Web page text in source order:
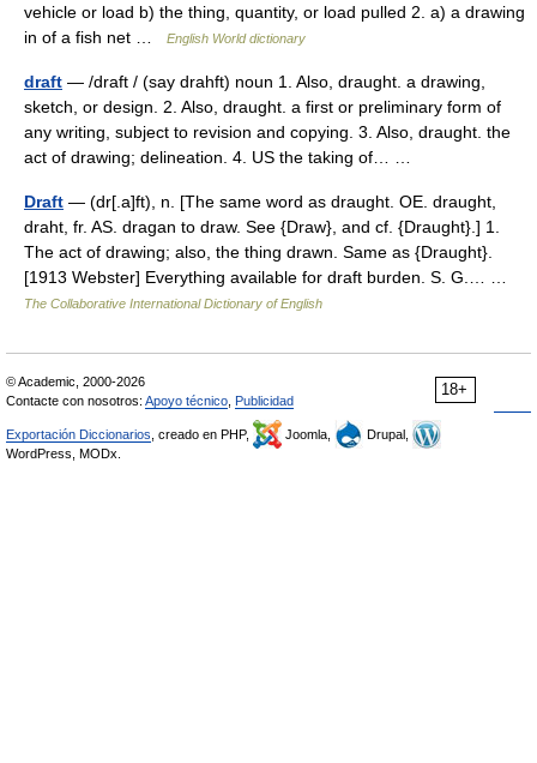
vehicle or load b) the thing, quantity, or load pulled 2. a) a drawing
in of a fish net …
English World dictionary
draft — /draft / (say drahft) noun 1. Also, draught. a drawing,
sketch, or design. 2. Also, draught. a first or preliminary form of
any writing, subject to revision and copying. 3. Also, draught. the
act of drawing; delineation. 4. US the taking of… …
Draft — (dr[.a]ft), n. [The same word as draught. OE. draught,
draht, fr. AS. dragan to draw. See {Draw}, and cf. {Draught}.] 1.
The act of drawing; also, the thing drawn. Same as {Draught}.
[1913 Webster] Everything available for draft burden. S. G.… …
The Collaborative International Dictionary of English
18+
© Academic, 2000-2026
Contacte con nosotros: Apoyo técnico Publicidad
Exportación Diccionarios , creado en PHP, Joomla,
Drupal,
WordPress, MODx.